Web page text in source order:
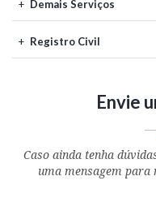
Demais Serviços
Registro Civil
Envie
Caso ainda tenha
uma mensagem